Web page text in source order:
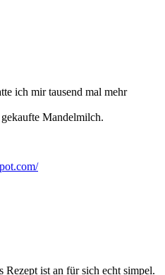
ich mir tausend mal mehr
Mandelmilch.
Rezept ist an für sich echt simpel.